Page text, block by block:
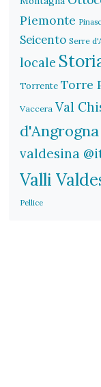
Piemonte
Seicento Serre
locale
Torrente Torre
Vaccera Val
d'Angrogna
valdesina
Valli
Pellice